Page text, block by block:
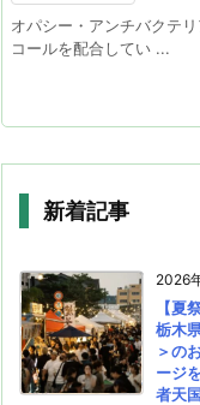
オパシー・アンチバクテ
コールを配合してい ...
新着記事
2026
【夏
栃木
＞の
ージ
者天